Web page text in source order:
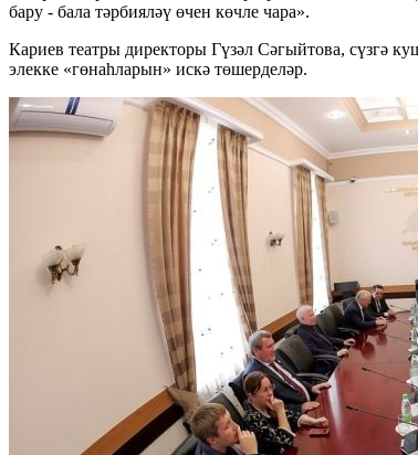
бару - бала тәрбияләү өчен көчле чара».
Кариев театры директоры Гүзәл Сәгыйтова, сүзгә
элекке «гөнаһларын» искә төшерделәр.